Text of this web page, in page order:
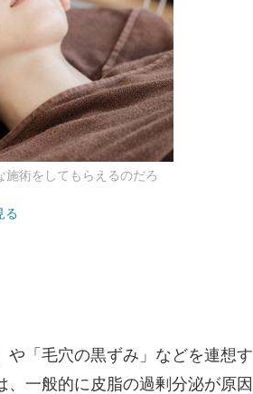
術をしてもらえるのだろ
る
「毛穴の黒ずみ」などを連想す
一般的に皮脂の過剰分泌が原因